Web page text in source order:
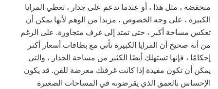
منخفضة ، مثل هذا ، أو عندما تدعم على جدار ، تعطي المرايا
الكبيرة ، على وجه الخصوص ، مزيدا من الوهم لأنها يمكن أن
تعكس مساحة أكبر ، حتى تمتد إلى غرف متجاورة. على الرغم
من أنه صحيح أن المرايا الكبيرة تأتي مع بطاقات أسعار أكثر
إحكامًا ، فإنها تستهلك أيضًا الكثير من مساحة الجدار ، والتي
يمكن أن تكون مفيدة إذا كانت غرفتك معرضة للفن. قد يكون
الإحساس بالعمق الذي يقرضونه في المساحات الصغيرة